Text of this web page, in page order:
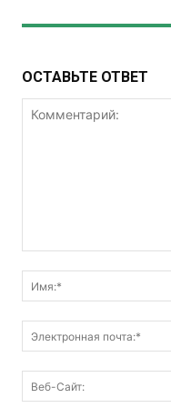
ОСТАВЬТЕ ОТВЕТ